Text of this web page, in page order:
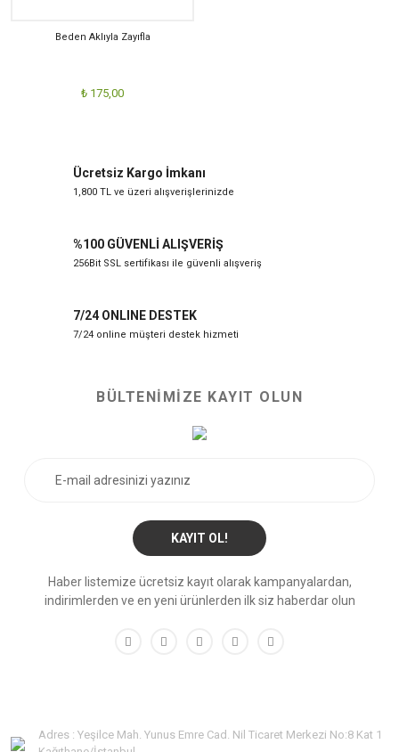
Beden Aklıyla Zayıfla
₺ 175,00
Ücretsiz Kargo İmkanı
1,800 TL ve üzeri alışverişlerinizde
%100 GÜVENLİ ALIŞVERİŞ
256Bit SSL sertifikası ile güvenli alışveriş
7/24 ONLINE DESTEK
7/24 online müşteri destek hizmeti
BÜLTENİMİZE KAYIT OLUN
KAYIT OL!
Haber listemize ücretsiz kayıt olarak kampanyalardan,
indirimlerden ve en yeni ürünlerden ilk siz haberdar olun
Adres : Yeşilce Mah. Yunus Emre Cad. Nil Ticaret Merkezi No:8 Kat 1